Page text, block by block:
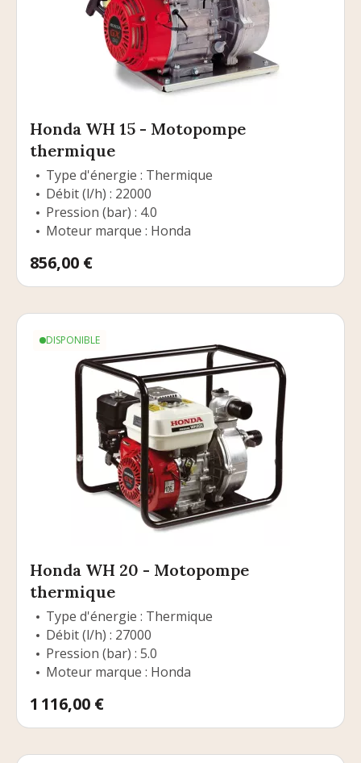
Honda WH 15 - Motopompe
thermique
Type d'énergie : Thermique
Débit (l/h) : 22000
Pression (bar) : 4.0
Moteur marque : Honda
Prix
856,00 €
DISPONIBLE
Honda WH 20 - Motopompe
thermique
Type d'énergie : Thermique
Débit (l/h) : 27000
Pression (bar) : 5.0
Moteur marque : Honda
Prix
1 116,00 €